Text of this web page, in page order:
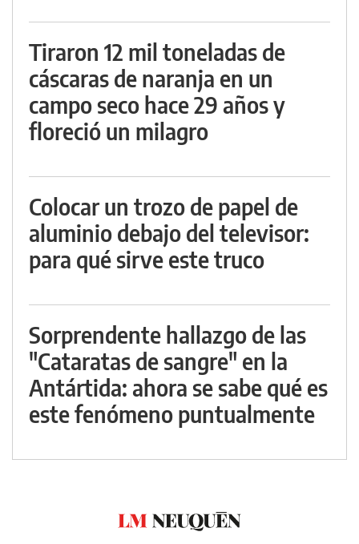
Tiraron 12 mil toneladas de
cáscaras de naranja en un
campo seco hace 29 años y
floreció un milagro
Colocar un trozo de papel de
aluminio debajo del televisor:
para qué sirve este truco
Sorprendente hallazgo de las
"Cataratas de sangre" en la
Antártida: ahora se sabe qué es
este fenómeno puntualmente